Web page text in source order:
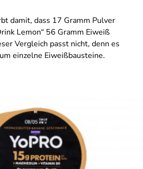
damit, dass 17 Gramm Pulver
Lemon“ 56 Gramm Eiweiß
Vergleich passt nicht, denn es
einzelne Eiweißbausteine.